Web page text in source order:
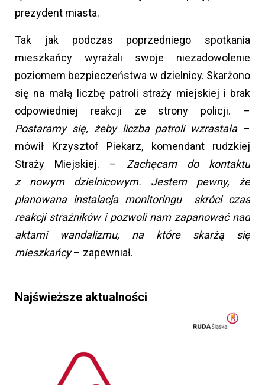
prezydent miasta.
Tak jak podczas poprzedniego spotkania
mieszkańcy wyrażali swoje niezadowolenie
poziomem bezpieczeństwa w dzielnicy. Skarżono
się na małą liczbę patroli straży miejskiej i brak
odpowiedniej reakcji ze strony policji. –
Postaramy się, żeby liczba patroli wzrastała–
mówił Krzysztof Piekarz, komendant rudzkiej
Straży Miejskiej. – Zachęcam do kontaktu
z nowym dzielnicowym. Jestem pewny, że
planowana instalacja monitoringu skróci czas
reakcji strażników i pozwoli nam zapanować nad
aktami wandalizmu, na które skarżą się
mieszkańcy– zapewniał.
Najświeższe aktualności